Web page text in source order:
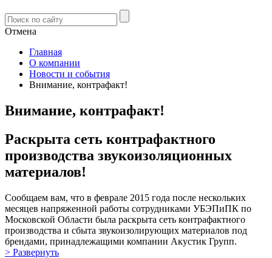
Отмена
Главная
О компании
Новости и события
Внимание, контрафакт!
Внимание, контрафакт!
Раскрыта сеть контрафактного
производства звукоизоляционных
материалов!
Сообщаем вам, что в феврале 2015 года после нескольких
месяцев напряженной работы сотрудниками УБЭПиПК по
Московской Области была раскрыта сеть контрафактного
производства и сбыта звукоизолирующих материалов под
брендами, принадлежащими компании Акустик Групп.
> Развернуть